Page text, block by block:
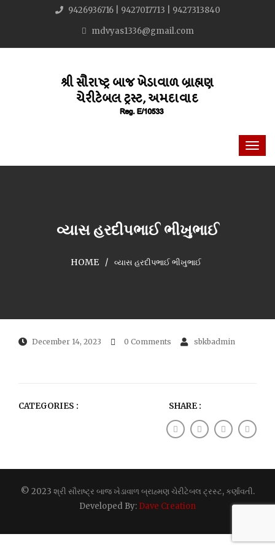
9426936716 | 9427017713 | 9427313840
mdvyas1336@gmail.com
વ્યાસ હરદીપભાઈ ભીખુભાઈ
HOME વ્યાસ હરદીપભાઈ ભીખુભાઈ
December 14, 2023 0 Comments sbkbadmin
CATEGORIES : SHARE :
© 2023 શ્રી સૌરાષ્ટ્ર બાજ ખેડાવાળ બ્રાહ્મણ ચેરીટેબલ ટ્રસ્ટ, કર્ણાવતી.
Developed By: Dave Creation